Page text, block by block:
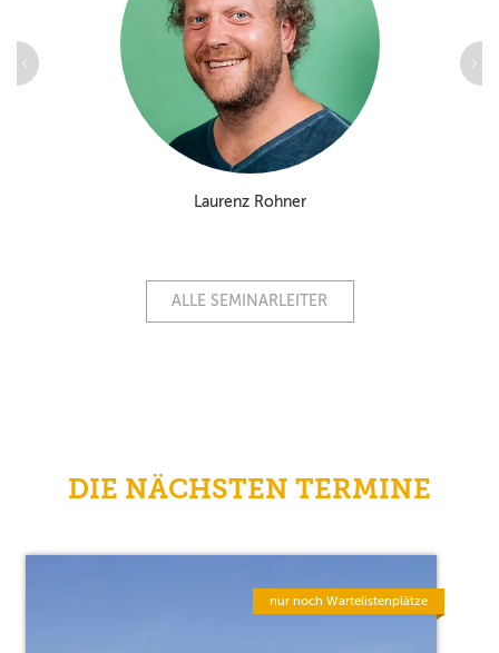
Laurenz Rohner
ALLE SEMINARLEITER
DIE NÄCHSTEN TERMINE
nur noch Wartelistenplätze